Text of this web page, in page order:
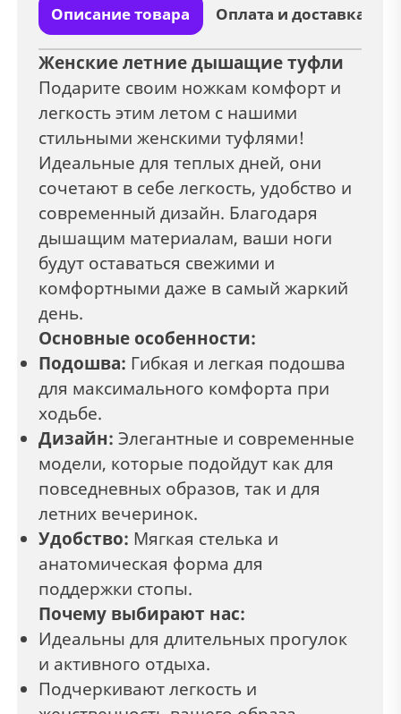
Описание товара Оплата и доставка
Женские летние дышащие туфли
Подарите своим ножкам комфорт и
легкость этим летом с нашими
стильными женскими туфлями!
Идеальные для теплых дней, они
сочетают в себе легкость, удобство и
современный дизайн. Благодаря
дышащим материалам, ваши ноги
будут оставаться свежими и
комфортными даже в самый жаркий
день.
Основные особенности:
Подошва: Гибкая и легкая подошва
для максимального комфорта при
ходьбе.
Дизайн: Элегантные и современные
модели, которые подойдут как для
повседневных образов, так и для
летних вечеринок.
Удобство: Мягкая стелька и
анатомическая форма для
поддержки стопы.
Почему выбирают нас:
Идеальны для длительных прогулок
и активного отдыха.
Подчеркивают легкость и